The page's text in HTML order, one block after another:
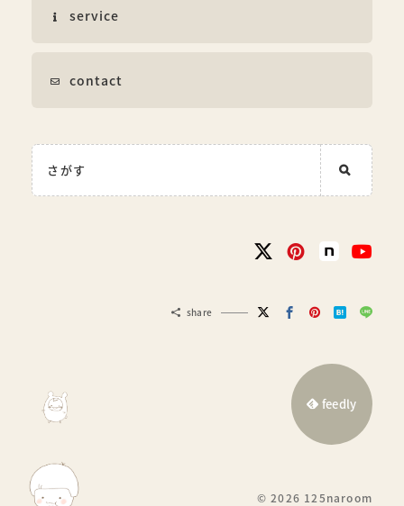
service
contact
share
feedly
© 2026 125naroom